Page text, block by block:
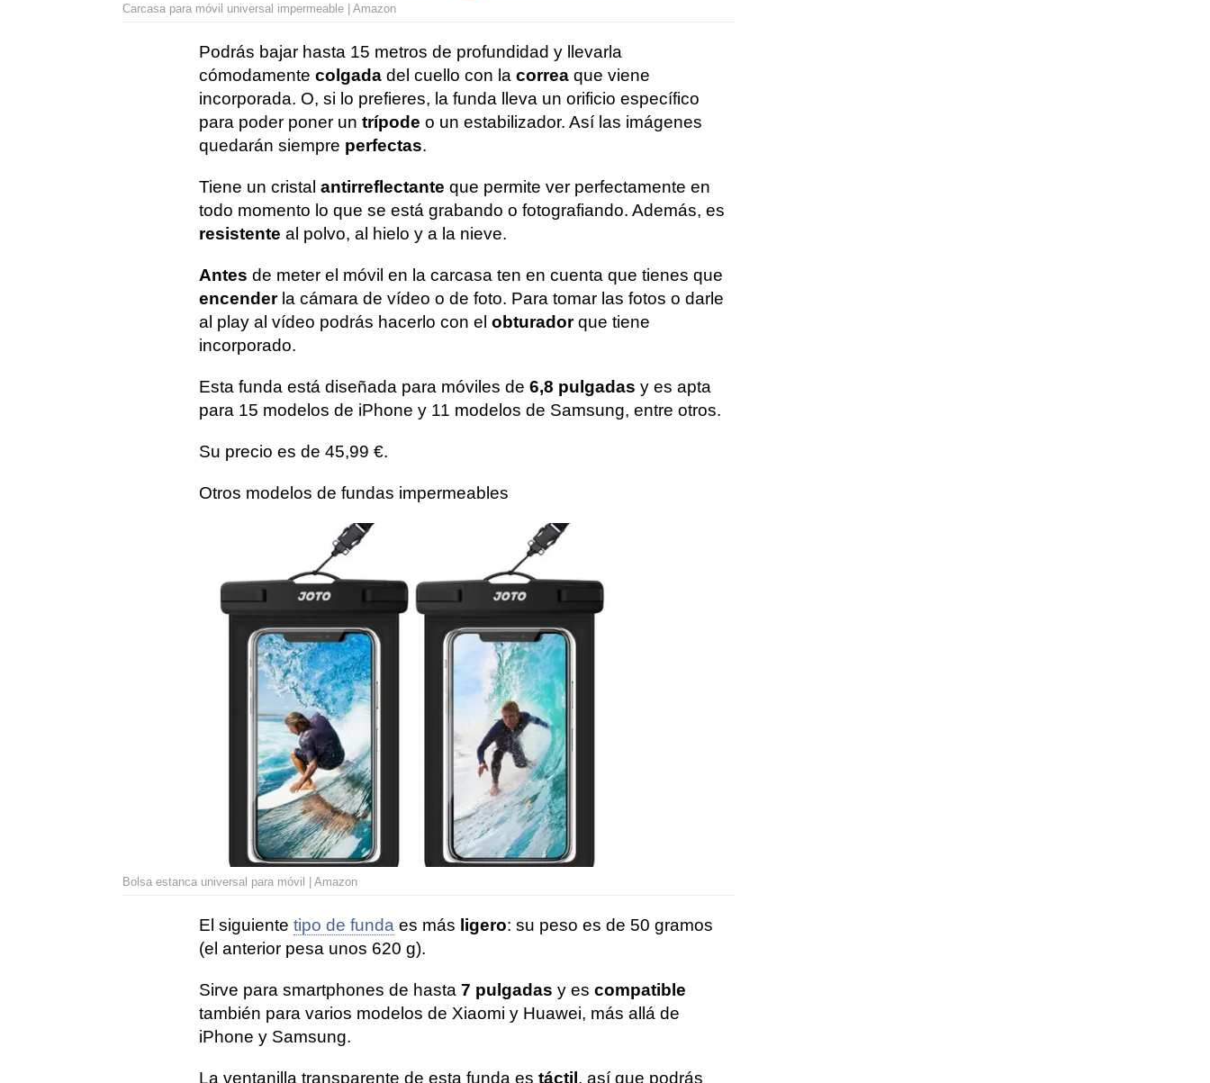
Carcasa para móvil universal impermeable | Amazon
Podrás bajar hasta 15 metros de profundidad y llevarla
cómodamente colgada del cuello con la correa que viene
incorporada. O, si lo prefieres, la funda lleva un orificio específico
para poder poner un trípode o un estabilizador. Así las imágenes
quedarán siempre perfectas.
Tiene un cristal antirreflectante que permite ver perfectamente en
todo momento lo que se está grabando o fotografiando. Además, es
resistente al polvo, al hielo y a la nieve.
Antes de meter el móvil en la carcasa ten en cuenta que tienes que
encender la cámara de vídeo o de foto. Para tomar las fotos o darle
al play al vídeo podrás hacerlo con el obturadorque tiene
incorporado.
Esta funda está diseñada para móviles de 6,8 pulgadas y es apta
para 15 modelos de iPhone y 11 modelos de Samsung, entre otros.
Su precio es de 45,99 €.
Otros modelos de fundas impermeables
Bolsa estanca universal para móvil | Amazon
El siguiente tipo de funda es más ligero: su peso es de 50 gramos
(el anterior pesa unos 620 g).
Sirve para smartphones de hasta 7 pulgadas y es compatible
también para varios modelos de Xiaomi y Huawei, más allá de
iPhone y Samsung.
La ventanilla transparente de esta funda es táctil , así que podrás